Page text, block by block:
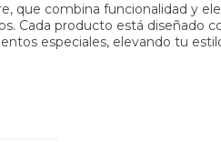
que combina funcionalidad y
Cada producto está diseñado
especiales, elevando tu